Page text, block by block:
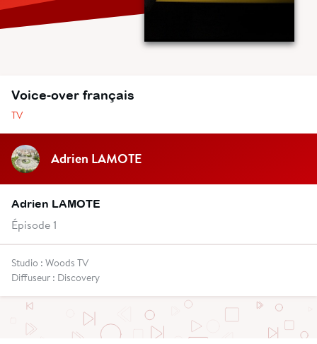
Voice-over français
TV
Adrien LAMOTE
Adrien LAMOTE
Épisode 1
Studio : Woods TV
Diffuseur : Discovery